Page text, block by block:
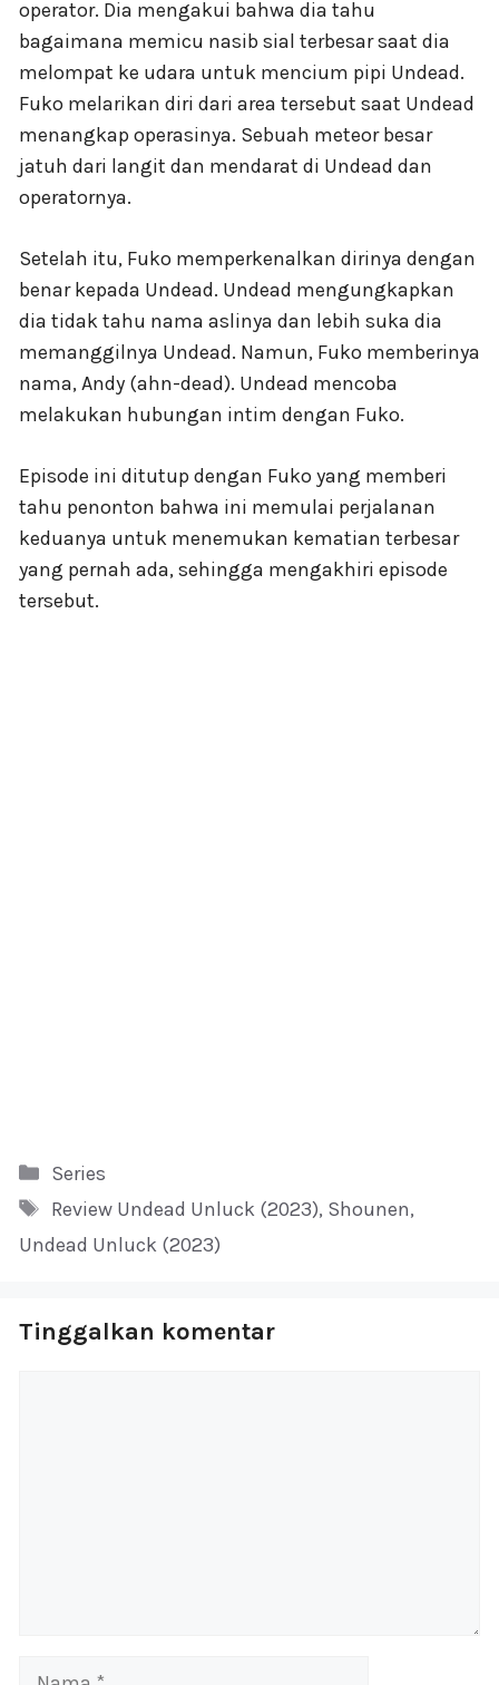
operator. Dia mengakui bahwa dia tahu
bagaimana memicu nasib sial terbesar saat dia
melompat ke udara untuk mencium pipi Undead.
Fuko melarikan diri dari area tersebut saat Undead
menangkap operasinya. Sebuah meteor besar
jatuh dari langit dan mendarat di Undead dan
operatornya.
Setelah itu, Fuko memperkenalkan dirinya dengan
benar kepada Undead. Undead mengungkapkan
dia tidak tahu nama aslinya dan lebih suka dia
memanggilnya Undead. Namun, Fuko memberinya
nama, Andy (ahn-dead). Undead mencoba
melakukan hubungan intim dengan Fuko.
Episode ini ditutup dengan Fuko yang memberi
tahu penonton bahwa ini memulai perjalanan
keduanya untuk menemukan kematian terbesar
yang pernah ada, sehingga mengakhiri episode
tersebut.
Kategori
Series
Tag
Review Undead Unluck (2023), Shounen,
Undead Unluck (2023)
Tinggalkan komentar
Nama